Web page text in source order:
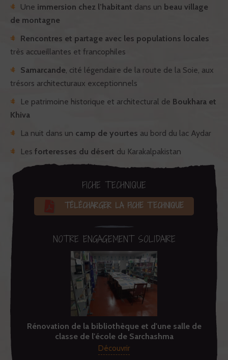
Une immersion chez l’habitant dans un beau village
de montagne
Rencontres et partage avec les populations locales
très accueillantes et francophiles
Samarcande , cité légendaire de la route de la Soie, aux
trésors architecturaux exceptionnels
Le patrimoine historique et architectural de Boukhara et
Khiva
La nuit dans un camp de yourtes au bord du lac Aydar
Les forteresses du désert du Karakalpakistan
FICHE TECHNIQUE
TÉLÉCHARGER LA FICHE TECHNIQUE
NOTRE ENGAGEMENT SOLIDAIRE
Rénovation de la bibliothèque et d'une salle de
classe de l'école de Sarchashma
Découvrir